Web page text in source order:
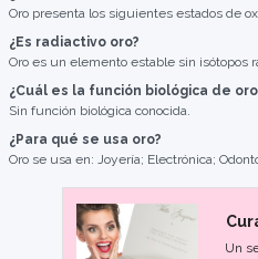
Oro presenta los siguientes estados de
¿Es radiactivo oro?
Oro es un elemento estable sin isótopos
¿Cuál es la función biológica de
Sin función biológica conocida.
¿Para qué se usa oro?
Oro se usa en: Joyería; Electrónica;
Un